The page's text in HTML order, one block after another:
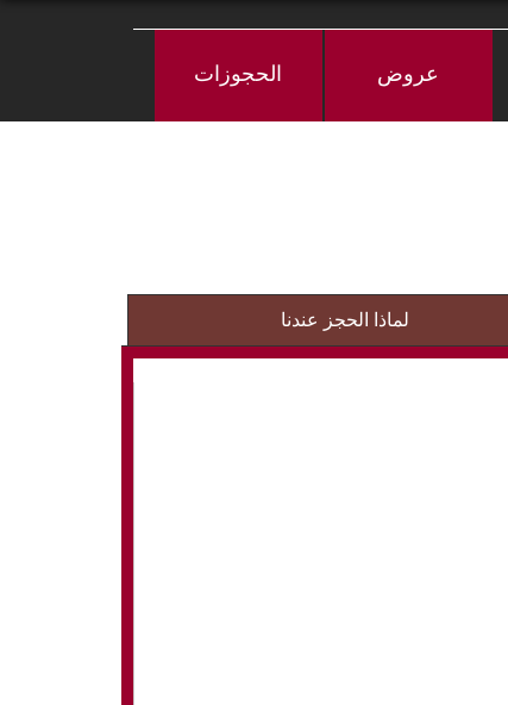
عروض الحجوزات
لماذا الحجز عندنا